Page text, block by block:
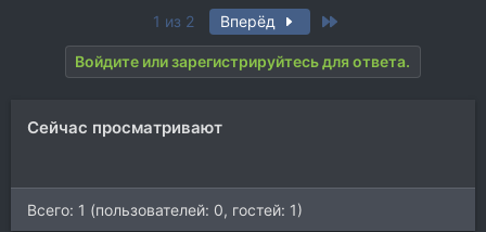
1 из 2 Вперёд
Войдите или зарегистрируйтесь для ответа.
Сейчас просматривают
Всего: 1 (пользователей: 0, гостей: 1)